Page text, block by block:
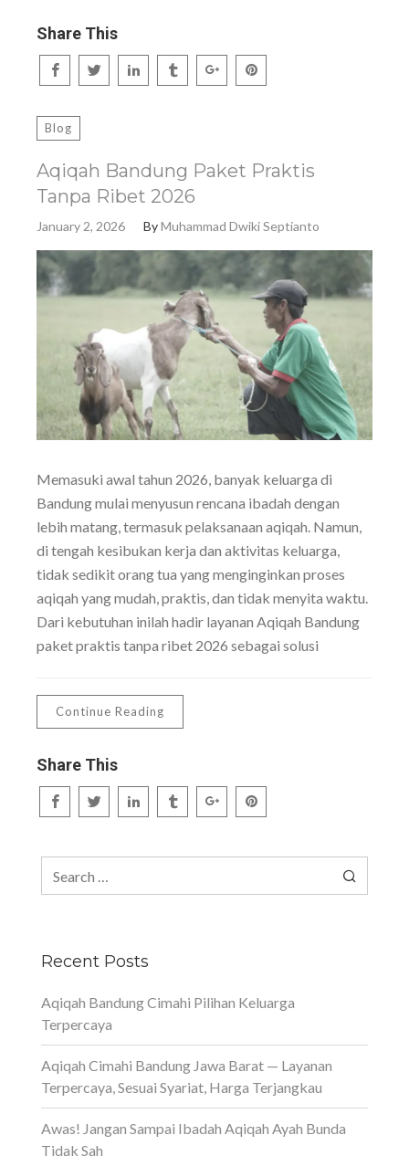
Share This
Blog
Aqiqah Bandung Paket Praktis
Tanpa Ribet 2026
January 2, 2026 ByMuhammad Dwiki Septianto
Memasuki awal tahun 2026, banyak keluarga di
Bandung mulai menyusun rencana ibadah dengan
lebih matang, termasuk pelaksanaan aqiqah. Namun,
di tengah kesibukan kerja dan aktivitas keluarga,
tidak sedikit orang tua yang menginginkan proses
aqiqah yang mudah, praktis, dan tidak menyita waktu.
Dari kebutuhan inilah hadir layanan Aqiqah Bandung
paket praktis tanpa ribet 2026 sebagai solusi
Continue Reading
Share This
Recent Posts
Aqiqah Bandung Cimahi Pilihan Keluarga
Terpercaya
Aqiqah Cimahi Bandung Jawa Barat — Layanan
Terpercaya, Sesuai Syariat, Harga Terjangkau
Awas! Jangan Sampai Ibadah Aqiqah Ayah Bunda
Tidak Sah